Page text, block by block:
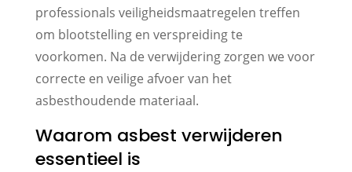
professionals veiligheidsmaatregelen treffen
om blootstelling en verspreiding te
voorkomen. Na de verwijdering zorgen we voor
correcte en veilige afvoer van het
asbesthoudende materiaal.
Waarom asbest verwijderen
essentieel is